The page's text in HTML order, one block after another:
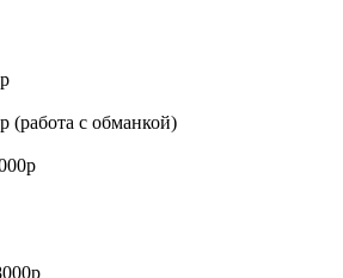
(работа с обманкой)